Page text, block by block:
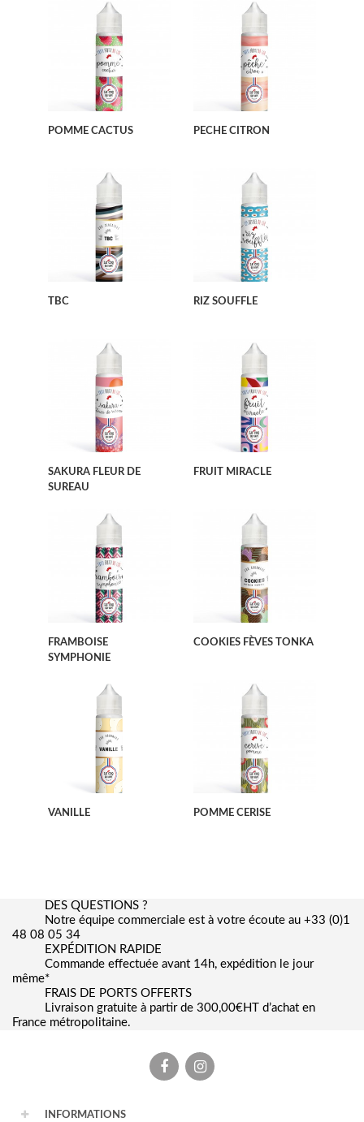
POMME CACTUS PECHE CITRON
TBC RIZ SOUFFLE
SAKURA FLEUR DE
SUREAU
FRUIT MIRACLE
FRAMBOISE
SYMPHONIE
COOKIES FÈVES TONKA
VANILLE POMME CERISE
DES QUESTIONS ?
Notre équipe commerciale est à votre écoute au +33 (0)1
48 08 05 34
EXPÉDITION RAPIDE
Commande effectuée avant 14h, expédition le jour
même*
FRAIS DE PORTS OFFERTS
Livraison gratuite à partir de 300,00€HT d’achat en
France métropolitaine.
Facebook
INFORMATIONS